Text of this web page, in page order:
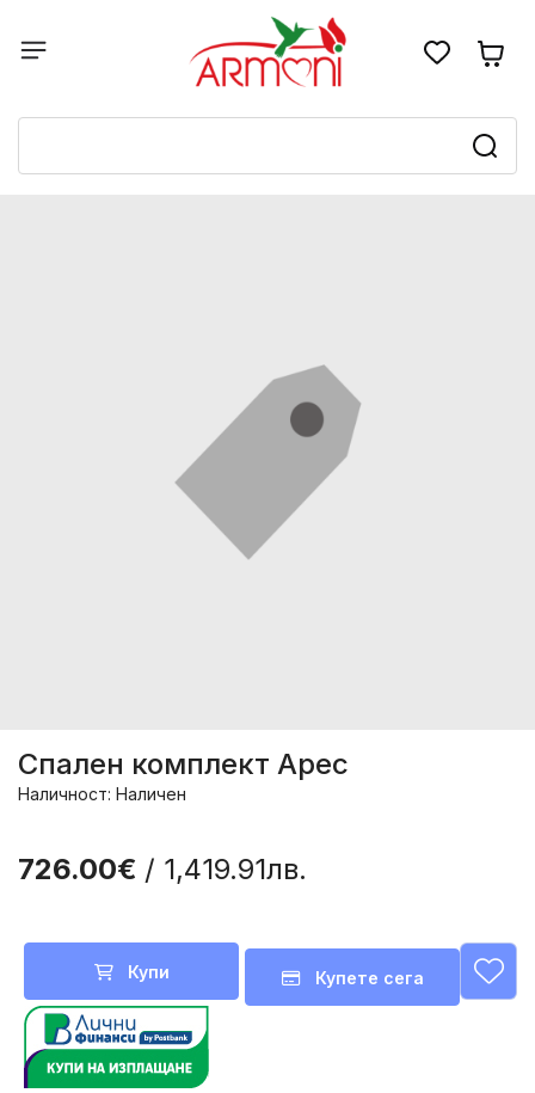
Спален комплект Арес
Наличност: Наличен
726.00€ / 1,419.91лв.
Купи Купете сега